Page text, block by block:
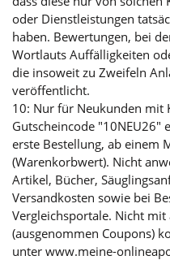
oder Dienstleistungen
haben. Bewertungen, bei
Wortlauts Auffälligkeiten
die insoweit zu Zweifeln
veröffentlicht.
10: Nur für Neukunden mit
Gutscheincode "10NEU26"
erste Bestellung, ab einem
(Warenkorbwert). Nicht
Artikel, Bücher,
Versandkosten sowie bei
Vergleichsportale. Nicht
(ausgenommen Coupons)
unter www.meine-